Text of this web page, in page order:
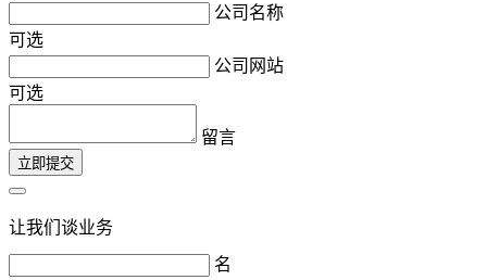
公司名称
可选
公司网站
可选
留言
立即提交
让我们谈业务
名